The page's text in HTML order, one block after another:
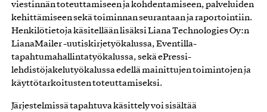
viestinnän toteuttamiseen ja kohdentamiseen, palveluiden
kehittämiseen sekä toiminnan seurantaan ja raportointiin.
Henkilötietoja käsitellään lisäksi Liana Technologies Oy:n
LianaMailer -uutiskirjetyökalussa, Eventilla-
tapahtumahallintatyökalussa, sekä ePressi-
lehdistöjakelutyökalussa edellä mainittujen toimintojen ja
käyttötarkoitusten toteuttamiseksi.
Järjestelmissä tapahtuva käsittely voi sisältää